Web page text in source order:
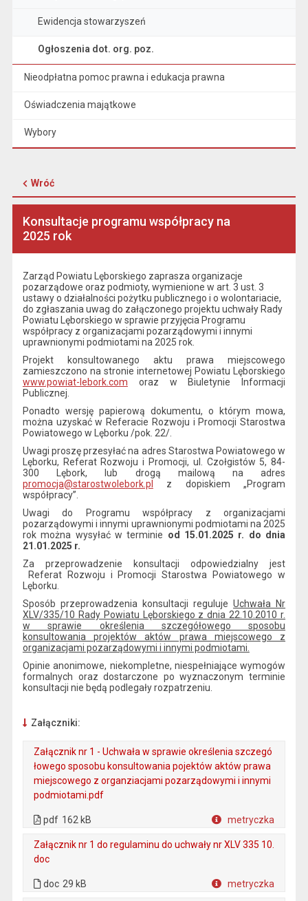
Ewidencja stowarzyszeń
Ogłoszenia dot. org. poz.
Nieodpłatna pomoc prawna i edukacja prawna
Oświadczenia majątkowe
Wybory
Wróć
Konsultacje programu współpracy na
2025 rok
Zarząd Powiatu Lęborskiego zaprasza organizacje
pozarządowe oraz podmioty, wymienione w art. 3 ust. 3
ustawy o działalności pożytku publicznego i o wolontariacie,
do zgłaszania uwag do załączonego projektu uchwały Rady
Powiatu Lęborskiego w sprawie przyjęcia Programu
współpracy z organizacjami pozarządowymi i innymi
uprawnionymi podmiotami na 2025 rok.
Projekt konsultowanego aktu prawa miejscowego
zamieszczono na stronie internetowej Powiatu Lęborskiego
www.powiat-lebork.com oraz w Biuletynie Informacji
Publicznej.
Ponadto wersję papierową dokumentu, o którym mowa,
można uzyskać w Referacie Rozwoju i Promocji Starostwa
Powiatowego w Lęborku /pok. 22/.
Uwagi proszę przesyłać na adres Starostwa Powiatowego w
Lęborku, Referat Rozwoju i Promocji, ul. Czołgistów 5, 84-
300 Lębork, lub drogą mailową na adres
promocja@starostwolebork.pl
z dopiskiem „Program
współpracy”.
Uwagi do Programu współpracy z organizacjami
pozarządowymi i innymi uprawnionymi podmiotami na 2025
rok można wysyłać w terminie od 15.01.2025 r. do dnia
21.01.2025 r.
Za przeprowadzenie konsultacji odpowiedzialny jest
Referat Rozwoju i Promocji Starostwa Powiatowego w
Lęborku.
Sposób przeprowadzenia konsultacji regulujeUchwała Nr
XLV/335/10 Rady Powiatu Lęborskiego z dnia 22.10.2010 r.
w sprawie określenia szczegółowego sposobu
konsultowania projektów aktów prawa miejscowego z
organizacjami pozarządowymi i innymi podmiotami.
Opinie anonimowe, niekompletne, niespełniające wymogów
formalnych oraz dostarczone po wyznaczonym terminie
konsultacji nie będą podlegały rozpatrzeniu.
Załączniki:
Załącznik nr 1 - Uchwała w sprawie określenia szczegó
łowego sposobu konsultowania pojektów aktów prawa
miejscowego z organziacjami pozarządowymi i innymi
podmiotami.pdf
pdf 162 kB metryczka
Załącznik nr 1 do regulaminu do uchwały nr XLV 335 10.
doc
doc 29 kB metryczka